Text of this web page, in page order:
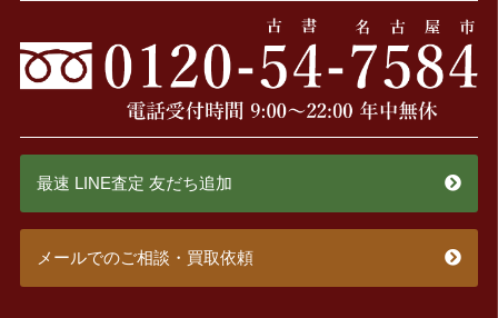
最速 LINE査定 友だち追加
メールでのご相談・買取依頼